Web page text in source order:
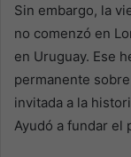
Sin embargo, la
no comenzó en
en Uruguay. Ese
permanente
invitada a la
Ayudó a fundar el